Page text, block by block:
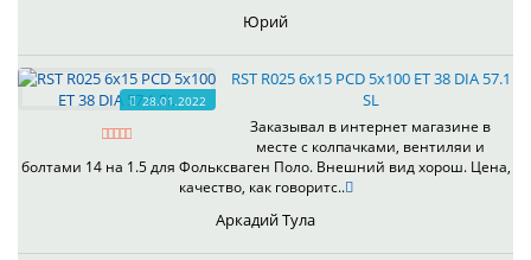
Юрий
28.01.2022
RST R025 6x15 PCD 5x100 ET 38 DIA 57.1
SL
Заказывал в интернет магазине в
месте с колпачками, вентиляи и
болтами 14 на 1.5 для Фольксваген Поло. Внешний вид хорош. Цена,
качество, как говоритс..
Аркадий Тула